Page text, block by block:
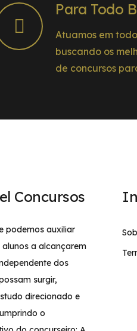
Para Todo
Atuamos em
buscando os
de concursos
Concursos
podemos auxiliar
a alcançarem
dos
surgir,
direcionado e
o